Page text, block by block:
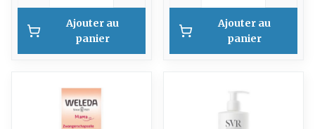
Ajouter au
panier
Ajouter au
panier